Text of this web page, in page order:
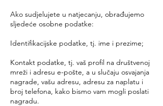
Ako sudjelujete u natjecanju, obrađujemo
sljedeće osobne podatke:
Identifikacijske podatke, tj. ime i prezime;
Kontakt podatke, tj. vaš profil na društvenoj
mreži i adresu e-pošte, a u slučaju osvajanja
nagrade, vašu adresu, adresu za naplatu i
broj telefona, kako bismo vam mogli poslati
nagradu.